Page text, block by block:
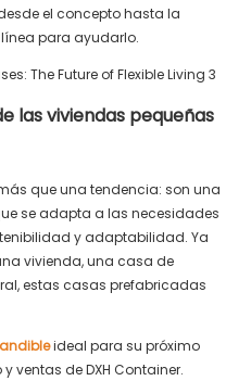
el concepto hasta la
para ayudarlo.
las viviendas pequeñas
que una tendencia: son una
se adapta a las necesidades
y adaptabilidad. Ya
vivienda, una casa de
estas casas prefabricadas
ideal para su próximo
ventas de DXH Container.